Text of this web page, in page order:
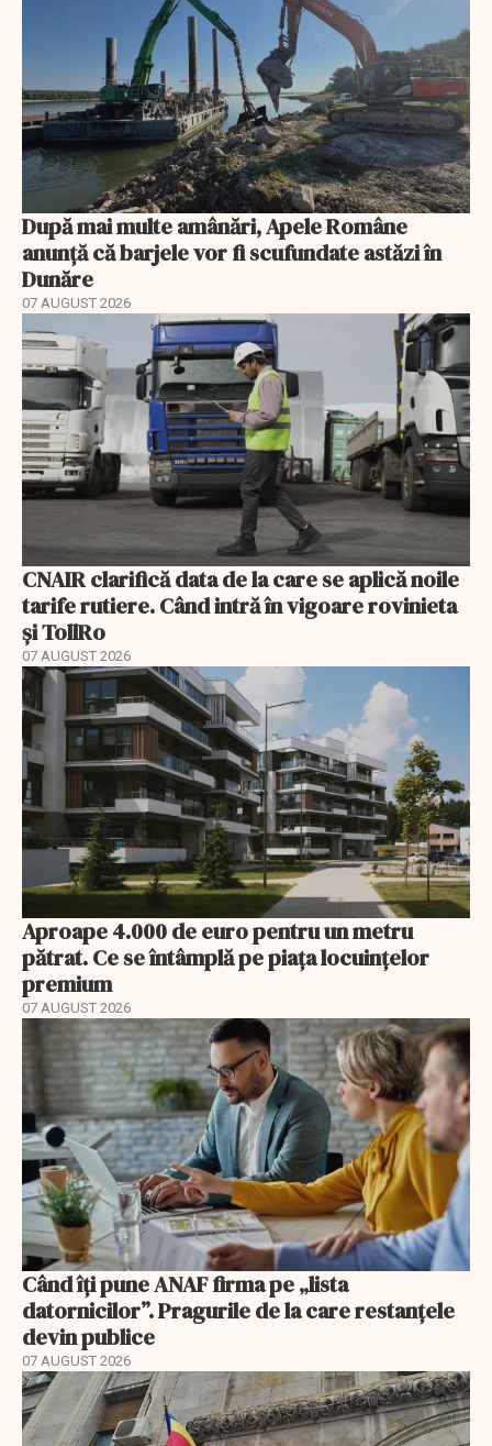
După mai multe amânări, Apele Române
anunță că barjele vor fi scufundate astăzi în
Dunăre
07 AUGUST 2026
CNAIR clarifică data de la care se aplică noile
tarife rutiere. Când intră în vigoare rovinieta
și TollRo
07 AUGUST 2026
Aproape 4.000 de euro pentru un metru
pătrat. Ce se întâmplă pe piața locuințelor
premium
07 AUGUST 2026
Când îți pune ANAF firma pe „lista
datornicilor”. Pragurile de la care restanțele
devin publice
07 AUGUST 2026